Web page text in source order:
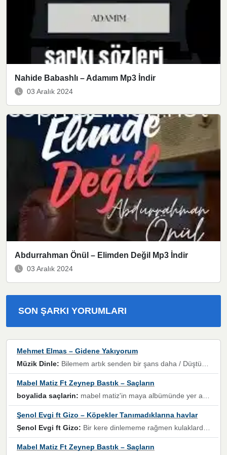
Nahide Babashlı – Adamım Mp3 İndir
03 Aralık 2024
Abdurrahman Önül – Elimden Değil Mp3 İndir
03 Aralık 2024
SON ŞARKI YORUMLARI
Mehmet Elmas – Gidene Yakıyorum
Müzik Dinle: Bilemem artık senden bir şans daha / Düştüğün zaman ben olmayacağım yanında” dizeleri, artık geçmişin tekrarına izin verilmeyeceğini, kişisel sınırların çizildiğini gösteriyor.
Mabel Matiz Ft Zeynep Bastık – Saçların
boyalida saçlarin: mabel matiz'in maya albümünde yer alan güzellerden. parça da şarkı hani! müzikal altyapısına vurulduğum, sözlerinde kaybolduğum bir parça olmuş.
Şenol Evgi ft Gizo – Köpekler Tanımadıklarına havlar
Şenol Evgi ft Gizo: Bir kere dinlememe rağmen kulaklardan gitmiyor sen sen sen sen kurban ol sen sen sen sen hayran ol yükses ses müzik dinleme sebebisiniz canlar bomba gibi patladınız maşallah
Mabel Matiz Ft Zeynep Bastık – Saçların